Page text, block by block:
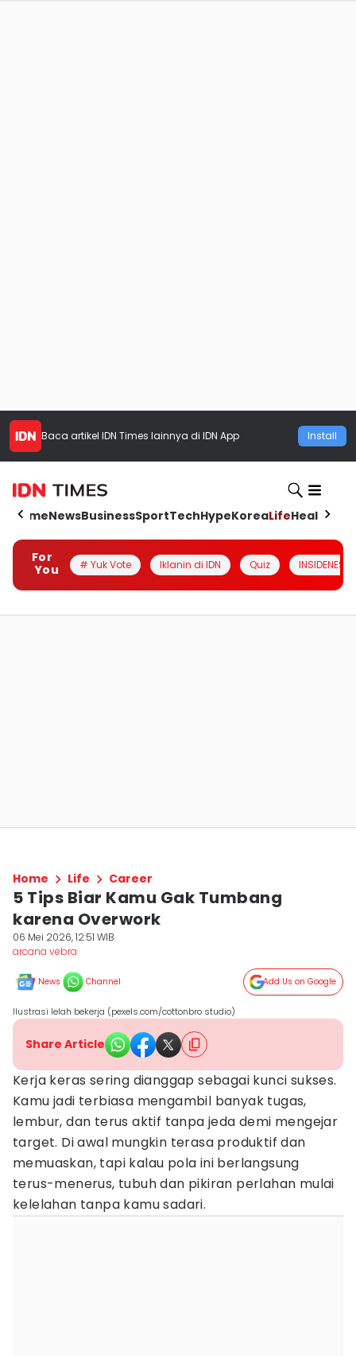
Baca artikel IDN Times lainnya di IDN App Install
HomeNewsBusinessSportTechHypeKoreaLifeHealth
For
You
# Yuk Vote Iklanin di IDN Quiz INSIDENESIA
Home Life Career
5 Tips Biar Kamu Gak Tumbang
karena Overwork
06 Mei 2026, 12:51 WIB
arcana vebra
News Channel Add Us on Google
Ilustrasi lelah bekerja (pexels.com/cottonbro studio)
Share Article
Kerja keras sering dianggap sebagai kunci sukses.
Kamu jadi terbiasa mengambil banyak tugas,
lembur, dan terus aktif tanpa jeda demi mengejar
target. Di awal mungkin terasa produktif dan
memuaskan, tapi kalau pola ini berlangsung
terus-menerus, tubuh dan pikiran perlahan mulai
kelelahan tanpa kamu sadari.